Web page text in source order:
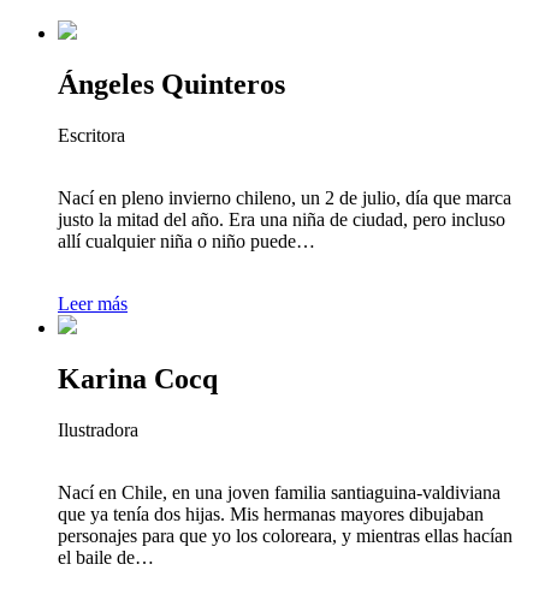
Ángeles Quinteros
Escritora
Nací en pleno invierno chileno, un 2 de julio, día que marca
justo la mitad del año. Era una niña de ciudad, pero incluso
allí cualquier niña o niño puede…
Leer más
Karina Cocq
Ilustradora
Nací en Chile, en una joven familia santiaguina-valdiviana
que ya tenía dos hijas. Mis hermanas mayores dibujaban
personajes para que yo los coloreara, y mientras ellas hacían
el baile de…